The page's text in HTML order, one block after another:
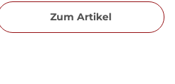
Zum Artikel